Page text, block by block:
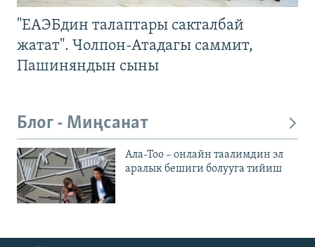
"ЕАЭБдин талаптары сакталбай
жатат". Чолпон-Атадагы саммит,
Пашиняндын сыны
Блог - Миңсанат
Ала-Тоо – онлайн таалимдин эл
аралык бешиги болууга тийиш